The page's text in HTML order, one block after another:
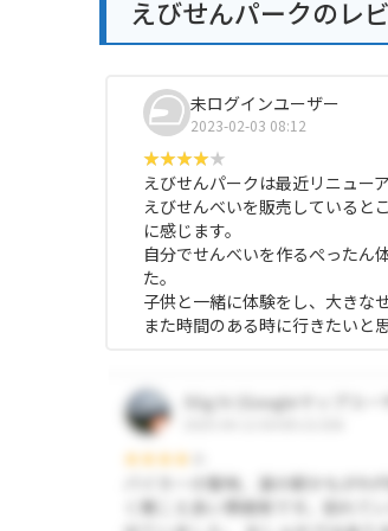
えびせんパークのレ
未ログインユーザー
2023-02-03 08:12
えびせんパークは最近リニュー
えびせんべいを販売していると
に感じます。
自分でせんべいを作るぺったん
た。
子供と一緒に体験をし、大きな
また時間のある時に行きたいと思